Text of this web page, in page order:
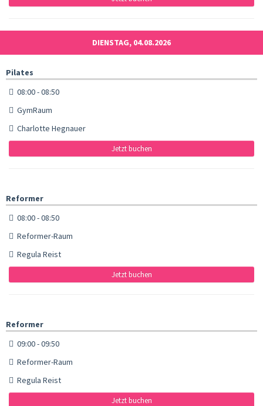
DIENSTAG, 04.08.2026
Pilates
08:00 - 08:50
GymRaum
Charlotte Hegnauer
Jetzt buchen
Reformer
08:00 - 08:50
Reformer-Raum
Regula Reist
Jetzt buchen
Reformer
09:00 - 09:50
Reformer-Raum
Regula Reist
Jetzt buchen